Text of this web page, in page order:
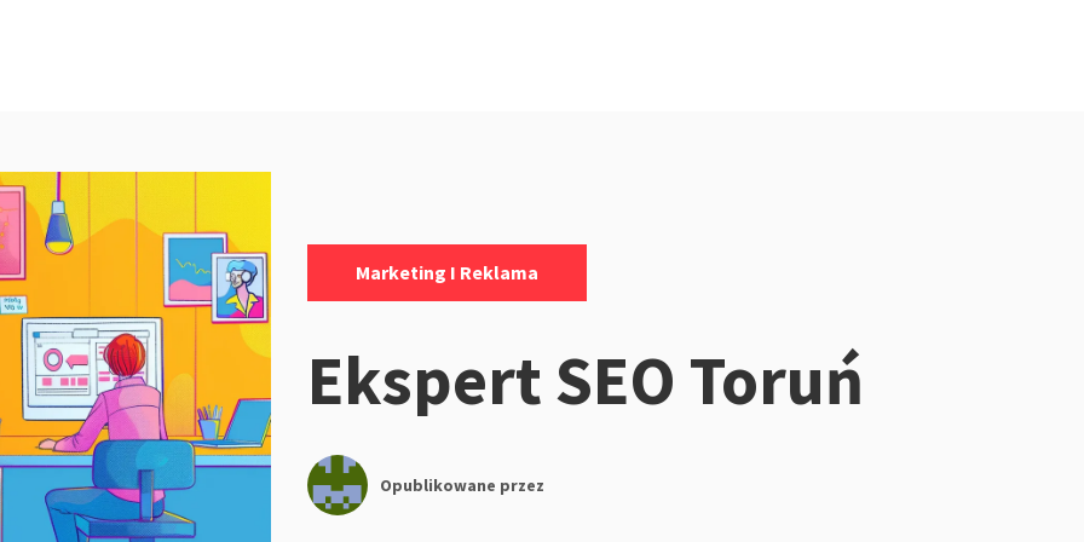
Marketing I Reklama
Ekspert SEO Toruń
Opublikowane przez